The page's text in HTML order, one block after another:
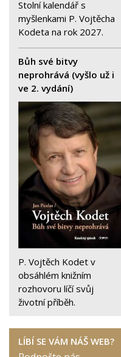
Stolní kalendář s
myšlenkami P. Vojtěcha
Kodeta na rok 2027.
Bůh své bitvy
neprohrává (vyšlo už i
ve 2. vydání)
P. Vojtěch Kodet v
obsáhlém knižním
rozhovoru líčí svůj
životní příběh.
LÍBÍ SE VÁM NÁŠ WEB?